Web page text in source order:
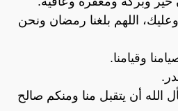
اللهم بلغنا رمضان ونحن
وقيامنا.
الله أن يتقبل منا ومنكم صالح